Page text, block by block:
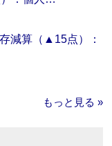
減算（▲15点）：
もっと見る »